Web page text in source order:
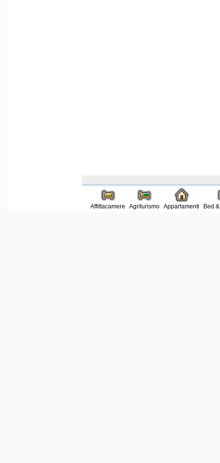
Affittacamere Agriturismo Appartamenti Bed